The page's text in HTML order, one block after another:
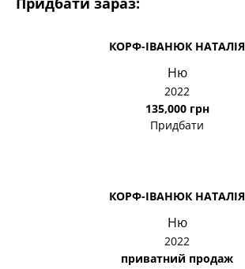
КОРФ-ІВАНЮК НАТАЛІЯ
Ню
2022
135,000 грн
Придбати
КОРФ-ІВАНЮК НАТАЛІЯ
Ню
2022
приватний продаж